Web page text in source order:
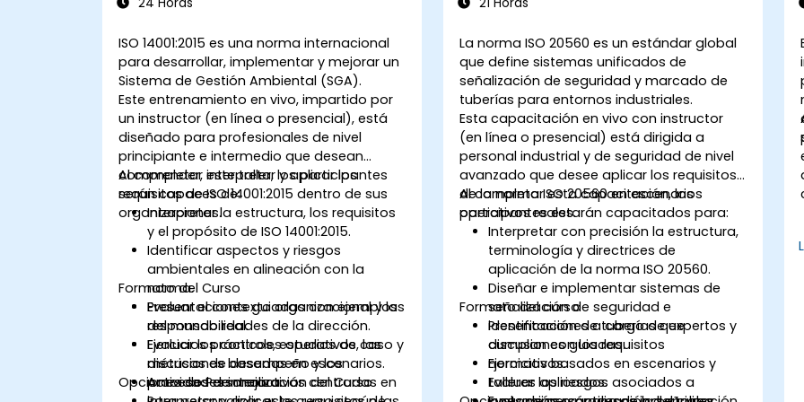
ISO 14001:2015 es una norma internacional
para desarrollar, implementar y mejorar un
Sistema de Gestión Ambiental (SGA).
Este entrenamiento en vivo, impartido por
un instructor (en línea o presencial), está
diseñado para profesionales de nivel
principiante e intermedio que desean
comprender, interpretar y aplicar los
requisitos de ISO 14001:2015 dentro de sus
organizaciones.
Al completar este taller, los participantes
serán capaces de:
Interpretar la estructura, los requisitos
y el propósito de ISO 14001:2015.
Identificar aspectos y riesgos
ambientales en alineación con la
norma.
Evaluar el contexto organizacional y las
responsabilidades de la dirección.
Evaluar los controles operativos, las
métricas de desempeño y los
procesos de mejora.
Formato del Curso
Presentaciones guiadas con ejemplos
del mundo real.
Ejercicios prácticos, estudios de caso y
discusiones basadas en escenarios.
Actividades interactivas centradas en
Opciones de Personalización del Curso
industrial
La norma ISO 20560 es un estándar global
que define sistemas unificados de
señalización de seguridad y marcado de
tuberías para entornos industriales.
Esta capacitación en vivo con instructor
(en línea o presencial) está dirigida a
personal industrial y de seguridad de nivel
avanzado que desee aplicar los requisitos
de la norma ISO 20560 en escenarios
operativos reales.
Al completar esta capacitación, los
participantes estarán capacitados para:
Interpretar con precisión la estructura,
terminología y directrices de
aplicación de la norma ISO 20560.
Diseñar e implementar sistemas de
señalización de seguridad e
identificación de tuberías que
cumplan con los requisitos
normativos.
Evaluar los riesgos asociados a
Formato del curso
Presentaciones a cargo de expertos y
discusiones guiadas.
Ejercicios basados en escenarios y
talleres aplicados.